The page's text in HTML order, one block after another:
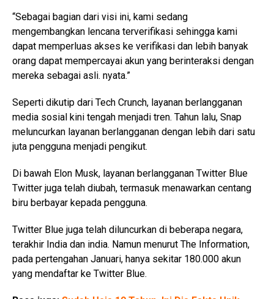
“Sebagai bagian dari visi ini, kami sedang
mengembangkan lencana terverifikasi sehingga kami
dapat memperluas akses ke verifikasi dan lebih banyak
orang dapat mempercayai akun yang berinteraksi dengan
mereka sebagai asli. nyata.”
Seperti dikutip dari Tech Crunch, layanan berlangganan
media sosial kini tengah menjadi tren. Tahun lalu, Snap
meluncurkan layanan berlangganan dengan lebih dari satu
juta pengguna menjadi pengikut.
Di bawah Elon Musk, layanan berlangganan Twitter Blue
Twitter juga telah diubah, termasuk menawarkan centang
biru berbayar kepada pengguna.
Twitter Blue juga telah diluncurkan di beberapa negara,
terakhir India dan india. Namun menurut The Information,
pada pertengahan Januari, hanya sekitar 180.000 akun
yang mendaftar ke Twitter Blue.